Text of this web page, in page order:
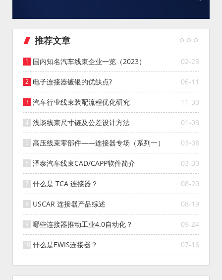
推荐文章
02-23
国内知名汽车线束企业一览（2023）
06-11
电子连接器镀银的优缺点?
11-30
汽车行业线束装配流程优化研究
01-03
浅谈线束尺寸链及公差设计方法
03-08
高压线束零部件——连接器专场（系列一）
03-30
泽泰汽车线束CAD/CAPP软件简介
08-20
什么是 TCA 连接器？
08-19
USCAR 连接器产品综述
09-24
哪些连接器推动工业4.0自动化？
07-16
什么是EWIS连接器？